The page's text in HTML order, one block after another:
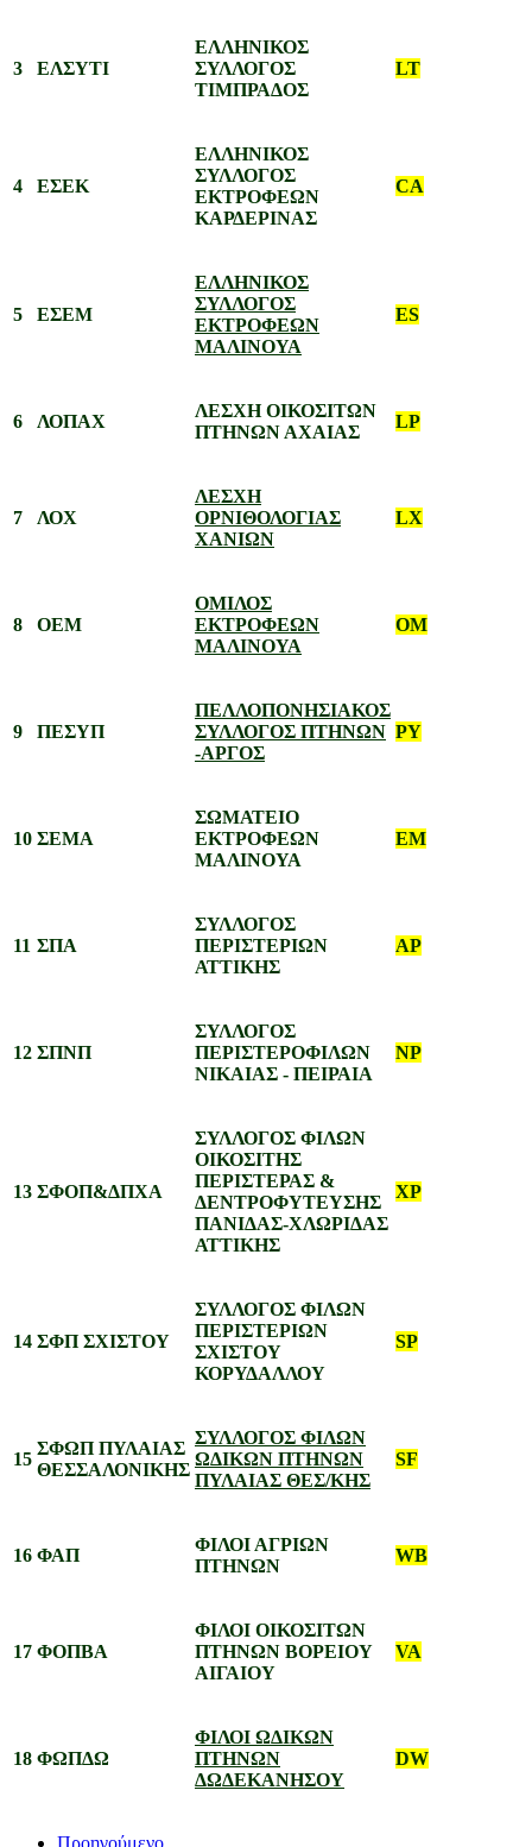
3 ΕΛΣΥΤΙ
ΕΛΛΗΝΙΚΟΣ
ΣΥΛΛΟΓΟΣ
ΤΙΜΠΡΑΔΟΣ
LT
4 ΕΣΕΚ
ΕΛΛΗΝΙΚΟΣ
ΣΥΛΛΟΓΟΣ
ΕΚΤΡΟΦΕΩΝ
ΚΑΡΔΕΡΙΝΑΣ
CA
5 ΕΣΕΜ
ΕΛΛΗΝΙΚΟΣ
ΣΥΛΛΟΓΟΣ
ΕΚΤΡΟΦΕΩΝ
ΜΑΛΙΝΟΥΑ
ES
6 ΛΟΠΑΧ
ΛΕΣΧΗ ΟΙΚΟΣΙΤΩΝ
ΠΤΗΝΩΝ ΑΧΑΙΑΣ
LP
7 ΛΟΧ
ΛΕΣΧΗ
ΟΡΝΙΘΟΛΟΓΙΑΣ
ΧΑΝΙΩΝ
LX
8 ΟΕΜ
ΟΜΙΛΟΣ
ΕΚΤΡΟΦΕΩΝ
ΜΑΛΙΝΟΥΑ
OM
9 ΠΕΣΥΠ
ΠΕΛΛΟΠΟΝΗΣΙΑΚΟΣ
ΣΥΛΛΟΓΟΣ ΠΤΗΝΩΝ
-ΑΡΓΟΣ
PY
10 ΣΕΜΑ
ΣΩΜΑΤΕΙΟ
ΕΚΤΡΟΦΕΩΝ
ΜΑΛΙΝΟΥΑ
EM
11 ΣΠΑ
ΣΥΛΛΟΓΟΣ
ΠΕΡΙΣΤΕΡΙΩΝ
ΑΤΤΙΚΗΣ
AP
12 ΣΠΝΠ
ΣΥΛΛΟΓΟΣ
ΠΕΡΙΣΤΕΡΟΦΙΛΩΝ
ΝΙΚΑΙΑΣ - ΠΕΙΡΑΙΑ
NP
13 ΣΦΟΠ&ΔΠΧΑ
ΣΥΛΛΟΓΟΣ ΦΙΛΩΝ
ΟΙΚΟΣΙΤΗΣ
ΠΕΡΙΣΤΕΡΑΣ &
ΔΕΝΤΡΟΦΥΤΕΥΣΗΣ
ΠΑΝΙΔΑΣ-ΧΛΩΡΙΔΑΣ
ΑΤΤΙΚΗΣ
XP
14 ΣΦΠ ΣΧΙΣΤΟΥ
ΣΥΛΛΟΓΟΣ ΦΙΛΩΝ
ΠΕΡΙΣΤΕΡΙΩΝ
ΣΧΙΣΤΟΥ
ΚΟΡΥΔΑΛΛΟΥ
SP
15
ΣΦΩΠ ΠΥΛΑΙΑΣ
ΘΕΣΣΑΛΟΝΙΚΗΣ
ΣΥΛΛΟΓΟΣ ΦΙΛΩΝ
ΩΔΙΚΩΝ ΠΤΗΝΩΝ
ΠΥΛΑΙΑΣ ΘΕΣ/ΚΗΣ
SF
16 ΦΑΠ
ΦΙΛΟΙ ΑΓΡΙΩΝ
ΠΤΗΝΩΝ
WB
17 ΦΟΠΒΑ
ΦΙΛΟΙ ΟΙΚΟΣΙΤΩΝ
ΠΤΗΝΩΝ ΒΟΡΕΙΟΥ
ΑΙΓΑΙΟΥ
VA
18 ΦΩΠΔΩ
ΦΙΛΟΙ ΩΔΙΚΩΝ
ΠΤΗΝΩΝ
ΔΩΔΕΚΑΝΗΣΟΥ
DW